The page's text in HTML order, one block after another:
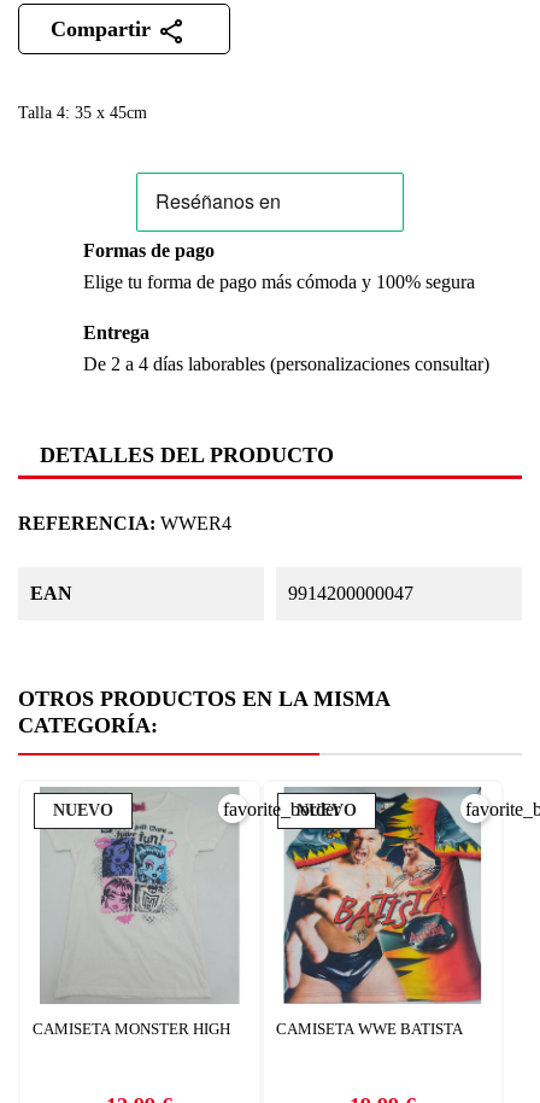
Talla 4: 35 x 45cm
Compartir
Formas de pago
Elige tu forma de pago más cómoda y 100% segura
Entrega
De 2 a 4 días laborables (personalizaciones consultar)
DETALLES DEL PRODUCTO
REFERENCIA: WWER4
EAN 9914200000047
OTROS PRODUCTOS EN LA MISMA
CATEGORÍA:
CAMISETA MONSTER HIGH
NUEVO favorite_border
CAMISETA WWE BATISTA
NUEVO